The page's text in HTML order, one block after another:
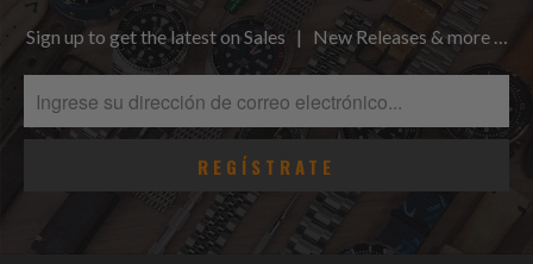
Sign up to get the latest on Sales | New Releases & more …